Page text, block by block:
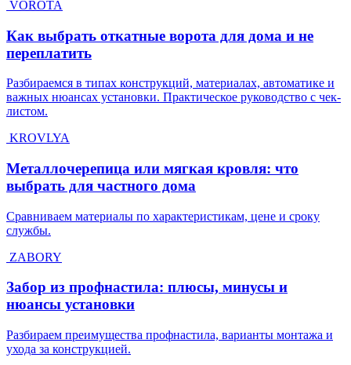
VOROTA
Как выбрать откатные ворота для дома и не
переплатить
Разбираемся в типах конструкций, материалах, автоматике и
важных нюансах установки. Практическое руководство с чек-
листом.
KROVLYA
Металлочерепица или мягкая кровля: что
выбрать для частного дома
Сравниваем материалы по характеристикам, цене и сроку
службы.
ZABORY
Забор из профнастила: плюсы, минусы и
нюансы установки
Разбираем преимущества профнастила, варианты монтажа и
ухода за конструкцией.